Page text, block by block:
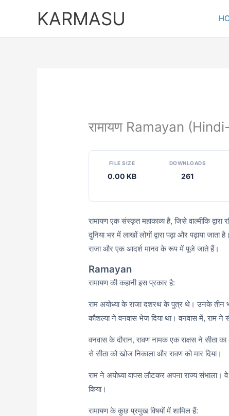
KARMASU
रामायण Ramayan
FILE SIZE
0.00 KB
DOWNLOADS
261
रामायण एक संस्कृत महाकाव्य है, जिसे वाल्मीकि
दुनिया भर में लाखों लोगों द्वारा पढ़ा और पढ़ाया
राजा और एक आदर्श मानव के रूप में पूजे जाते हैं।
Ramayan
रामायण की कहानी इस प्रकार है:
राम अयोध्या के राजा दशरथ के पुत्र थे। उनके तीन
कौशल्या ने वनवास भेज दिया था। वनवास में, राम ने
वनवास के दौरान, रावण नामक एक राक्षस ने सीता
से सीता को खोज निकाला और रावण को मार दिया।
राम ने अयोध्या वापस लौटकर अपना राज्य
किया।
रामायण के कुछ प्रमुख विषयों में शामिल हैं: